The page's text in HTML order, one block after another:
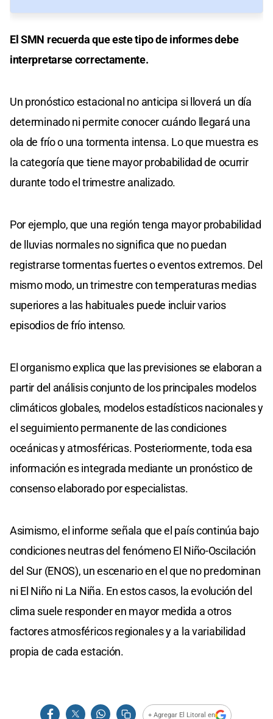
El SMN recuerda que este tipo de informes debe
interpretarse correctamente.
Un pronóstico estacional no anticipa si lloverá un día
determinado ni permite conocer cuándo llegará una
ola de frío o una tormenta intensa. Lo que muestra es
la categoría que tiene mayor probabilidad de ocurrir
durante todo el trimestre analizado.
Por ejemplo, que una región tenga mayor probabilidad
de lluvias normales no significa que no puedan
registrarse tormentas fuertes o eventos extremos. Del
mismo modo, un trimestre con temperaturas medias
superiores a las habituales puede incluir varios
episodios de frío intenso.
El organismo explica que las previsiones se elaboran a
partir del análisis conjunto de los principales modelos
climáticos globales, modelos estadísticos nacionales y
el seguimiento permanente de las condiciones
oceánicas y atmosféricas. Posteriormente, toda esa
información es integrada mediante un pronóstico de
consenso elaborado por especialistas.
Asimismo, el informe señala que el país continúa bajo
condiciones neutras del fenómeno El Niño-Oscilación
del Sur (ENOS), un escenario en el que no predominan
ni El Niño ni La Niña. En estos casos, la evolución del
clima suele responder en mayor medida a otros
factores atmosféricos regionales y a la variabilidad
propia de cada estación.
+ Agregar El Litoral en